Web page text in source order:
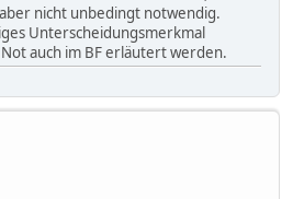
nicht unbedingt notwendig.
Unterscheidungsmerkmal
auch im BF erläutert werden.